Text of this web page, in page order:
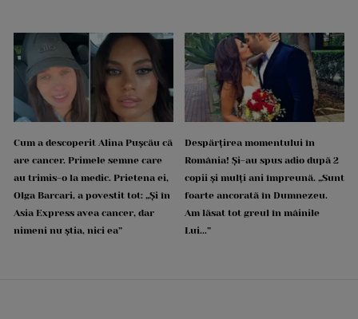
Cum a descoperit Alina Pușcău că
are cancer. Primele semne care
au trimis-o la medic. Prietena ei,
Olga Barcari, a povestit tot: „Și în
Asia Express avea cancer, dar
nimeni nu știa, nici ea”
Despărțirea momentului în
România! Și-au spus adio după 2
copii și mulți ani împreună. „Sunt
foarte ancorată în Dumnezeu.
Am lăsat tot greul în mâinile
Lui...”